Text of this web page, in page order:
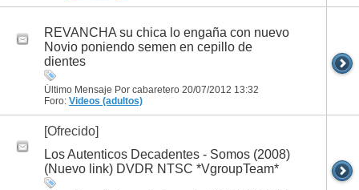
REVANCHA su chica lo engaña con nuevo
Novio poniendo semen en cepillo de
dientes
Último Mensaje Por cabaretero 20/07/2012 13:32
Foro: Videos (adultos)
[Ofrecido]
Los Autenticos Decadentes - Somos (2008)
(Nuevo link) DVDR NTSC *VgroupTeam*